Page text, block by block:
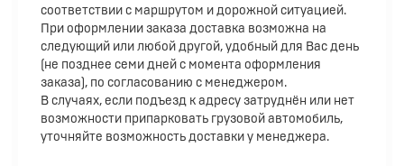
соответствии с маршрутом и дорожной ситуацией.
При оформлении заказа доставка возможна на
следующий или любой другой, удобный для Вас день
(не позднее семи дней с момента оформления
заказа), по согласованию с менеджером.
В случаях, если подъезд к адресу затруднён или нет
возможности припарковать грузовой автомобиль,
уточняйте возможность доставки у менеджера.